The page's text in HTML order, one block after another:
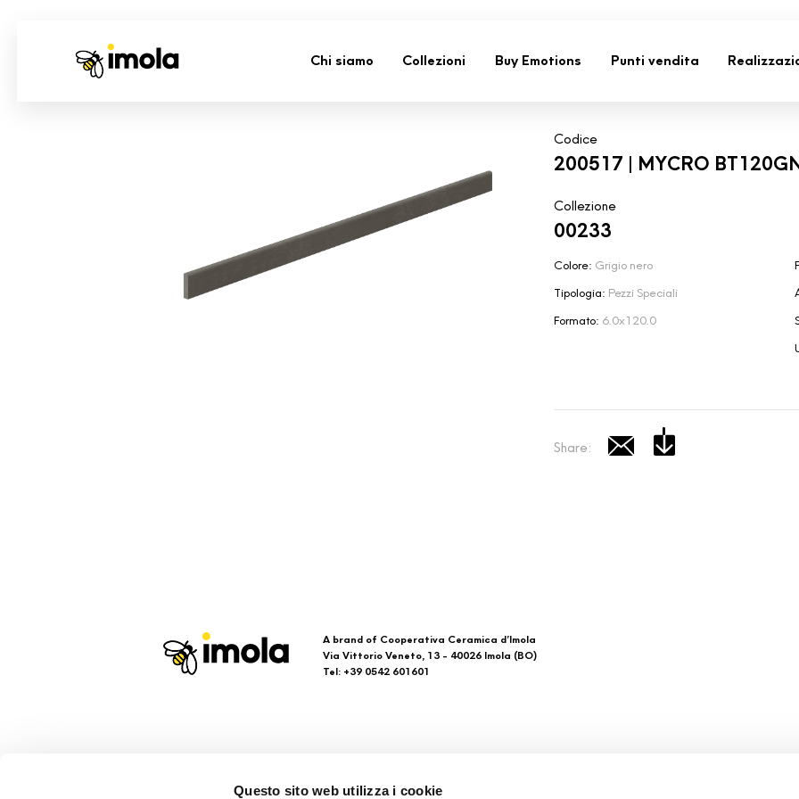
Questo sito web utilizza i cookie
Chi siamo Collezioni Buy Emotions Punti vendita
Codice
200517 | MYCRO
Collezione
00233
Colore: Grigio nero
Tipologia: Pezzi Speciali
Formato: 6.0x120.0
Share:
A brand of Cooperativa Ceramica d’Imola
Via Vittorio Veneto, 13 - 40026 Imola (BO)
Tel: +39 0542 601601